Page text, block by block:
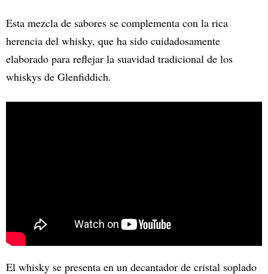
Esta mezcla de sabores se complementa con la rica
herencia del whisky, que ha sido cuidadosamente
elaborado para reflejar la suavidad tradicional de los
whiskys de Glenfiddich.
El whisky se presenta en un decantador de cristal soplado